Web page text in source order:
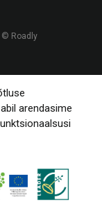
© Roadly
arendasime